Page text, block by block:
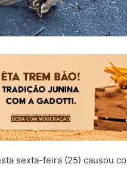
sexta-feira (25) causou